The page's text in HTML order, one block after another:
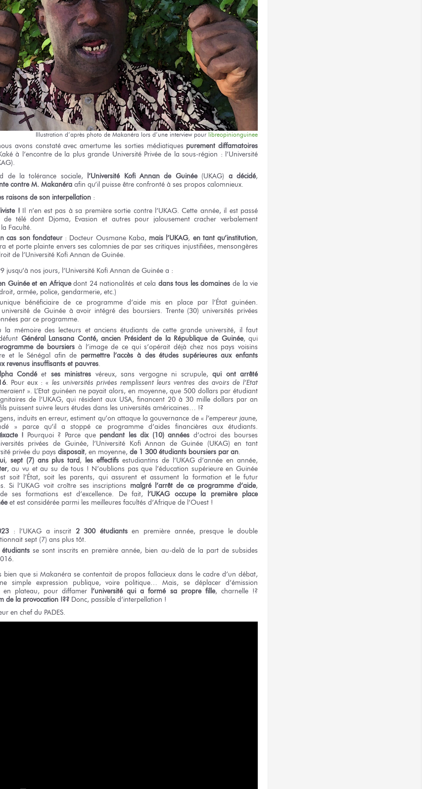
Illustration d’après photo de Makanéra lors d’une interview pour libreopinionguinee
avons constatéavec amertume les sorties médiatiques purement diffamatoires
à l’encontre de la plus grande Université Privéede la sous-région : l’Université
de la tolérance sociale, l’Université Kofi Annan de Guinée(UKAG) a décidé,
contre M. Makanéra afin qu’il puisse être confronté à ses propos calomnieux.
raisons de son interpellation :
! Il n’en est pas à sa premièresortie contre l’UKAG.Cette année, il estpassé
de télé dont Djoma, Evasionet autres pour jalousementcracher verbalement
Faculté.
cas son fondateur: Docteur Ousmane Kaba, mais l’UKAG, en tantqu’institution,
et porte plainte enversses calomnies de par ses critiques injustifiées, mensongères
de l’Université Kofi Annan de Guinée.
jusqu’à nos jours, l’Université Kofi Annan de Guinée a :
Guinée et en Afrique dont 24 nationalités et cela dans tous les domaines de la vie
armée, police, gendarmerie, etc.)
bénéficiairede ce programmed’aide mis en place par l’Étatguinéen.
université de Guinée à avoir intégrédes boursiers. Trente (30) universités privées
par ce programme.
la mémoire des lecteurs et anciens étudiants de cette grande université, il faut
Général Lansana Conté, ancien Présidentde la République de Guinée, qui
de boursiers à l’image de ce quis’opérait déjà chez nos pays voisins
et le Sénégal afinde permettrel’accèsà des études supérieuresaux enfants
revenus insuffisantset pauvres.
Condé et ses ministres véreux,sans vergogne ni scrupule, qui ontarrêté
. Pour eux : « les universités privées remplissentleurs ventres des avoirs de l’Etat
». L’Etat guinéen ne payait alors, en moyenne, que 500 dollars par étudiant
de l’UKAG, qui résident aux USA, financent 20 à 30 mille dollars par an
puissent suivre leurs études dans les universités américaines… !?
induits en erreur, estiment qu’on attaque la gouvernance de « l’empereurjaune,
» parce qu’il a stoppé ce programmed’aides financières aux étudiants.
! Pourquoi ? Parce que pendant les dix (10)années d’octroi des bourses
privées de Guinée, l’Université Kofi Annan de Guinée (UKAG)en tant
privéedu pays disposait,en moyenne, de 1 300étudiants boursiers par an.
, sept (7) ans plus tard, les effectifs estudiantins de l’UKAGd’annéeen année,
,au vu et au su de tous ! N’oublions pas que l’éducation supérieureen Guinée
soit l’État, soit les parents, qui assurent et assument la formation et le futur
Si l’UKAG voit croître ses inscriptions malgré l’arrêtde ce programmed’aide,
de ses formations est d’excellence. De fait, l’UKAG occupe la premièreplace
et est considérée parmi les meilleures facultés d’Afriquede l’Ouest !
: l’UKAG a inscrit 2 300étudiants en premièreannée, presque le double
sept (7) ans plus tôt.
se sontinscritsen première année, bien au-delà de la part de subsides
bien que si Makanéra se contentait de propos fallacieuxdans le cadre d’un débat,
simple expression publique, voire politique… Mais,se déplacer d’émission
en plateau, pour diffamer l’universitéqui a formé sa proprefille, charnelle !?
de la provocation !?? Donc, passible d’interpellation !
en chef du PADES.